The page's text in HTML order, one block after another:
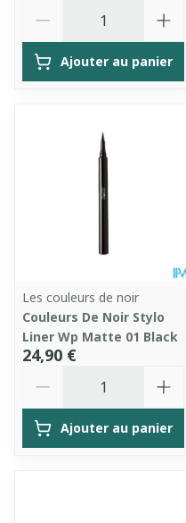
Ajouter au panier
Les couleurs de noir
Couleurs De Noir Stylo
Liner Wp Matte 01 Black
24,90 €
Ajouter au panier